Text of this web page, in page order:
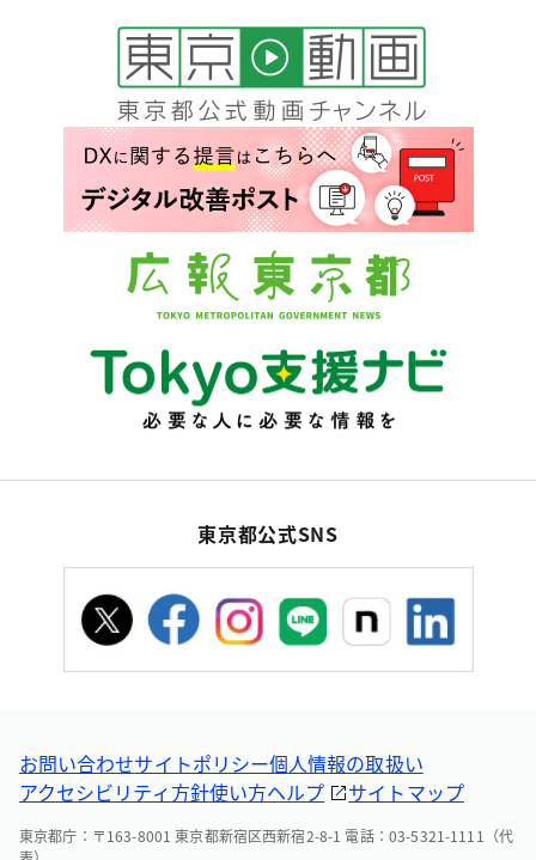
東京都公式SNS
お問い合わせサイトポリシー個人情報の取扱い
アクセシビリティ方針使い方ヘルプ サイトマップ
東京都庁：〒163-8001 東京都新宿区西新宿2-8-1 電話：03-5321-1111（代